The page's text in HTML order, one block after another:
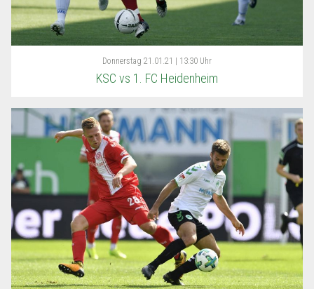
Donnerstag 21.01.21 | 13:30 Uhr
KSC vs 1. FC Heidenheim